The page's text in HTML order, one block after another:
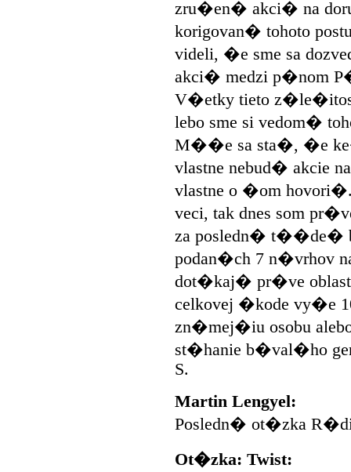
zru�en� akci� na
korigovan� tohoto
videli, �e sme sa
akci� medzi p�nom
V�etky tieto
lebo sme si vedom�
M��e sa sta�, �e
vlastne nebud� akcie
vlastne o �om
veci, tak dnes som
za posledn� t��de�
podan�ch 7 n�vrhov
dot�kaj� pr�ve
celkovej �kode vy�e
zn�mej�iu osobu
st�hanie b�val�ho
S.
Martin Lengyel:
Posledn� ot�zka
Ot�zka: Twist: